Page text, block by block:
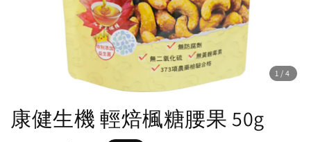
1 /4
康健生機 輕焙楓糖腰果 50g